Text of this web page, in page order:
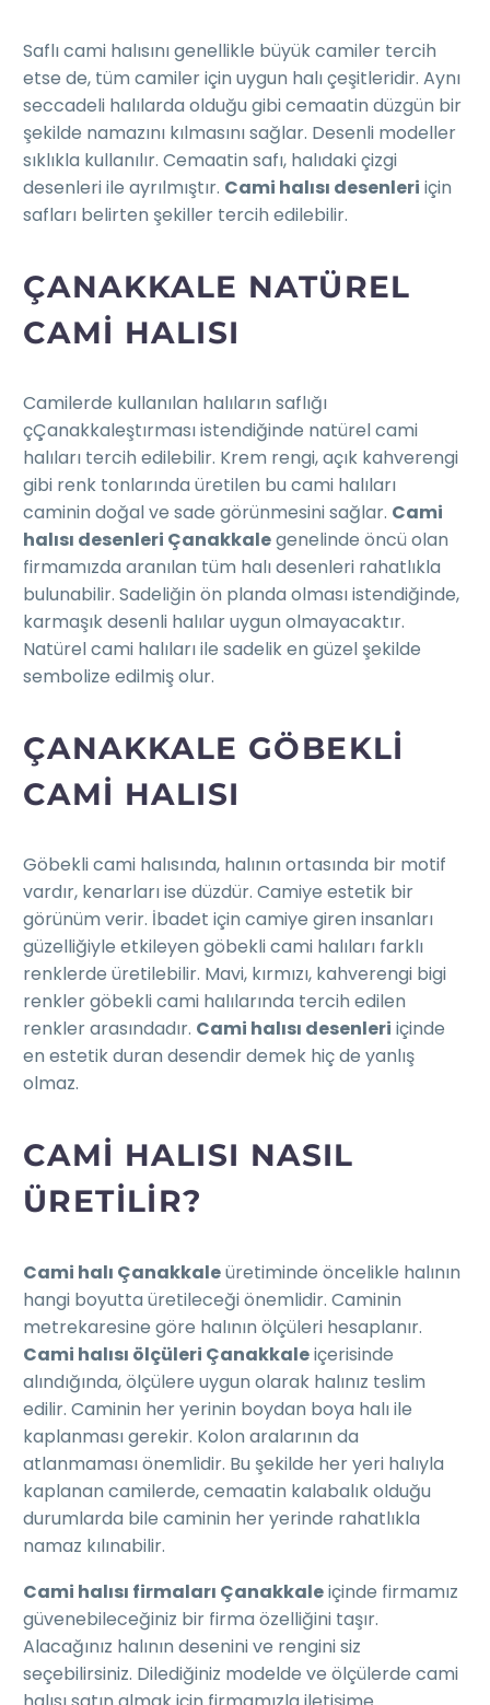
Saflı cami halısını genellikle büyük camiler tercih
etse de, tüm camiler için uygun halı çeşitleridir. Aynı
seccadeli halılarda olduğu gibi cemaatin düzgün bir
şekilde namazını kılmasını sağlar. Desenli modeller
sıklıkla kullanılır. Cemaatin safı, halıdaki çizgi
desenleri ile ayrılmıştır. Cami halısı desenleri için
safları belirten şekiller tercih edilebilir.
ÇANAKKALE NATÜREL
CAMI HALISI
Camilerde kullanılan halıların saflığı
çÇanakkaleştırması istendiğinde natürel cami
halıları tercih edilebilir. Krem rengi, açık kahverengi
gibi renk tonlarında üretilen bu cami halıları
caminin doğal ve sade görünmesini sağlar. Cami
halısı desenleri Çanakkalegenelinde öncü olan
firmamızda aranılan tüm halı desenleri rahatlıkla
bulunabilir. Sadeliğin ön planda olması istendiğinde,
karmaşık desenli halılar uygun olmayacaktır.
Natürel cami halıları ile sadelik en güzel şekilde
sembolize edilmiş olur.
ÇANAKKALE GÖBEKLI
CAMI HALISI
Göbekli cami halısında, halının ortasında bir motif
vardır, kenarları ise düzdür. Camiye estetik bir
görünüm verir. İbadet için camiye giren insanları
güzelliğiyle etkileyen göbekli cami halıları farklı
renklerde üretilebilir. Mavi, kırmızı, kahverengi bigi
renkler göbekli cami halılarında tercih edilen
renkler arasındadır. Cami halısı desenleri içinde
en estetik duran desendir demek hiç de yanlış
olmaz.
CAMI HALISI NASIL
ÜRETILIR?
Cami halı Çanakkaleüretiminde öncelikle halının
hangi boyutta üretileceği önemlidir. Caminin
metrekaresine göre halının ölçüleri hesaplanır.
Cami halısı ölçüleri Çanakkaleiçerisinde
alındığında, ölçülere uygun olarak halınız teslim
edilir. Caminin her yerinin boydan boya halı ile
kaplanması gerekir. Kolon aralarının da
atlanmaması önemlidir. Bu şekilde her yeri halıyla
kaplanan camilerde, cemaatin kalabalık olduğu
durumlarda bile caminin her yerinde rahatlıkla
namaz kılınabilir.
Cami halısı firmaları Çanakkaleiçinde firmamız
güvenebileceğiniz bir firma özelliğini taşır.
Alacağınız halının desenini ve rengini siz
seçebilirsiniz. Dilediğiniz modelde ve ölçülerde cami